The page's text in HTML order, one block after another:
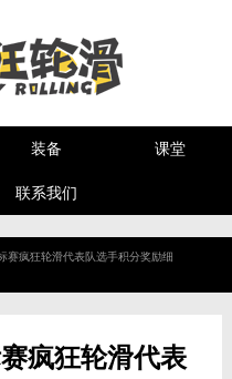
装备 课堂
联系我们
赛疯狂轮滑代表队选手积分奖励细
疯狂轮滑代表